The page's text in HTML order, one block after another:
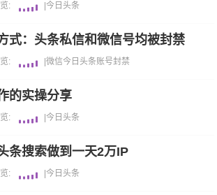
: |今日头条
式：头条私信和微信号均被封禁
: |微信今日头条账号封禁
的实操分享
: |今日头条
条搜索做到一天2万IP
: |今日头条